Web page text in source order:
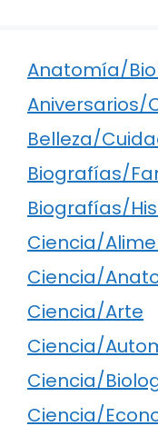
Anatomía/
Aniversarios/
Belleza/
Biografías/
Biografías/
Ciencia/
Ciencia/
Ciencia/Arte
Ciencia/
Ciencia/
Ciencia/